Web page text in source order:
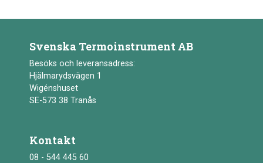
Svenska Termoinstrument AB
Besöks och leveransadress:
Hjälmarydsvägen 1
Wigénshuset
SE-573 38 Tranås
Kontakt
08 - 544 445 60